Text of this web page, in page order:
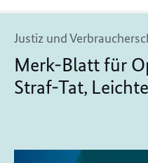
Justiz und
Merk-Blatt für
Straf-Tat,
Sprache